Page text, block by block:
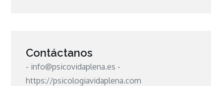
Contáctanos
- info@psicovidaplena.es -
https://psicologiavidaplena.com